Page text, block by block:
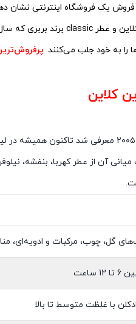
یک فروشگاه اینترنتی نشان
را به خود جلب می‌کنند.
آن از عطر کهربا، بنفشه،
گل، چوب، مرکبات و ادویه‌ای،
ساعت
با غلظت متوسط تا بالا